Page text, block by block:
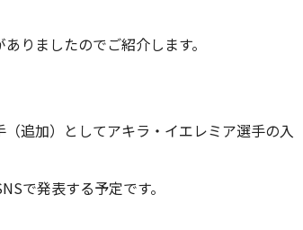
りましたのでご紹介します。
追加）としてアキラ・イエレミア選手の入
で発表する予定です。